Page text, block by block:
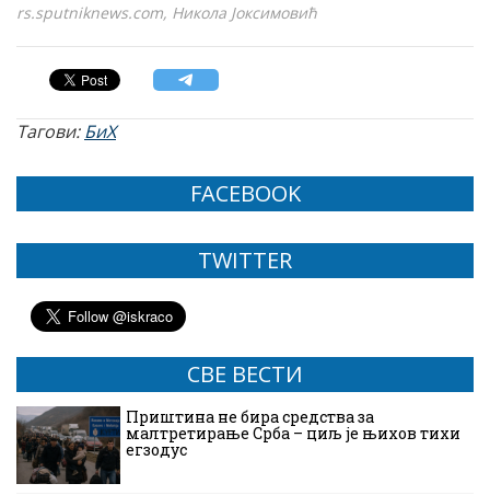
rs.sputniknews.com, Никола Јоксимовић
Тагови:БиХ
FACEBOOK
TWITTER
СВЕ ВЕСТИ
Приштина не бира средства за
малтретирање Срба – циљ је њихов тихи
егзодус